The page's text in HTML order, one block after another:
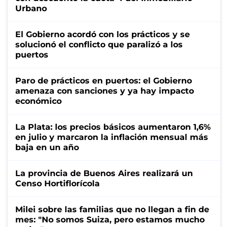
Urbano
El Gobierno acordó con los prácticos y se
solucionó el conflicto que paralizó a los
puertos
Paro de prácticos en puertos: el Gobierno
amenaza con sanciones y ya hay impacto
económico
La Plata: los precios básicos aumentaron 1,6%
en julio y marcaron la inflación mensual más
baja en un año
La provincia de Buenos Aires realizará un
Censo Hortiflorícola
Milei sobre las familias que no llegan a fin de
mes: "No somos Suiza, pero estamos mucho